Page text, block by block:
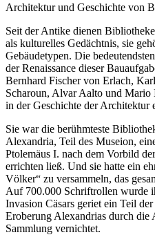
Architektur und Geschichte von
Seit der Antike dienen
als kulturelles Gedächtnis, sie
Gebäudetypen. Die
der Renaissance dieser
Bernhard Fischer von Erlach,
Scharoun, Alvar Aalto und
in der Geschichte der Architektur
Sie war die berühmteste
Alexandria, Teil des Museion,
Ptolemäus I. nach dem Vorbild
errichten ließ. Und sie hatte ein
Völker“ zu versammeln, das
Auf 700.000 Schriftrollen wurde
Invasion Cäsars geriet ein Teil
Eroberung Alexandrias durch die
Sammlung vernichtet.